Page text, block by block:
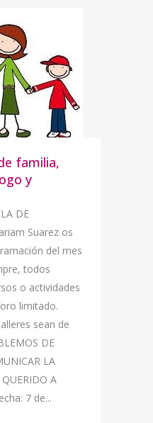
familia,
y
DE
Suarez os
del mes
todos
o actividades
limitado.
sean de
DE
LA
A
7 de...